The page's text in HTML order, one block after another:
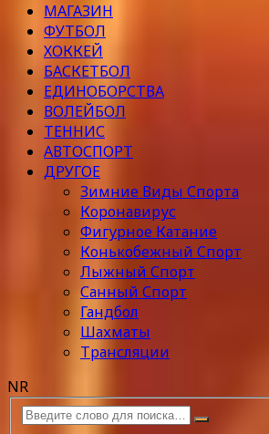
МАГАЗИН
ФУТБОЛ
ХОККЕЙ
БАСКЕТБОЛ
ЕДИНОБОРСТВА
ВОЛЕЙБОЛ
ТЕННИС
АВТОСПОРТ
ДРУГОЕ
Зимние Виды Спорта
Коронавирус
Фигурное Катание
Конькобежный Спорт
Лыжный Спорт
Санный Спорт
Гандбол
Шахматы
Трансляции
NR